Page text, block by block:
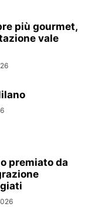
più gourmet,
vale
premiato da